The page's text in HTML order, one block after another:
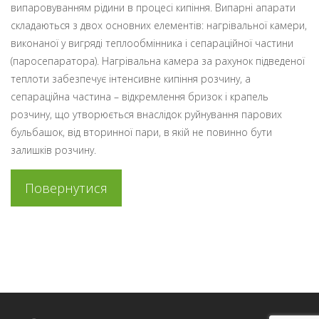
випаровуванням рідини в процесі кипіння. Випарні апарати
складаються з двох основних елементів: нагрівальної камери,
виконаної у вигряді теплообмінника і сепараційної частини
(паросепаратора). Нагрівальна камера за рахунок підведеної
теплоти забезпечує інтенсивне кипіння розчину, а
сепараційна частина – відкремлення бризок і крапель
розчину, що утворюється внаслідок руйнування парових
бульбашок, від вторинної пари, в якій не повинно бути
залишків розчину.
Повернутися